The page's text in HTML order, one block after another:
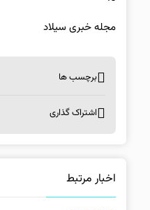
مجله خبری سیلاد
برچسب ها
اشتراک گذاری
اخبار مرتبط